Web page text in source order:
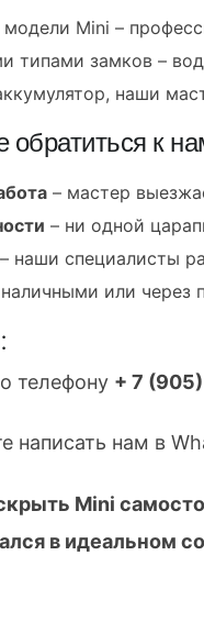
Mini –
типами замков –
наши
к
– мастер
– ни одной
– наши специалисты
или через
телефону + 7
написать нам в
Mini
в идеальном